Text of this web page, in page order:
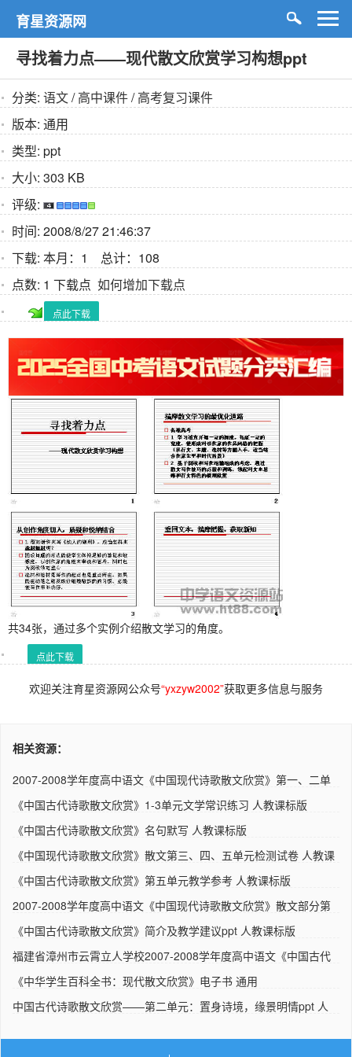
育星资源网
寻找着力点——现代散文欣赏学习构想ppt
分类: 语文/高中课件/高考复习课件
版本: 通用
类型: ppt
大小: 303 KB
评级:
时间: 2008/8/27 21:46:37
下载: 本月：1 总计：108
点数: 1 下载点 如何增加下载点
点此下载
共34张，通过多个实例介绍散文学习的角度。
点此下载
欢迎关注育星资源网公众号“yxzyw2002”获取更多信息与服务
相关资源：
2007-2008学年度高中语文《中国现代诗歌散文欣赏》第一、二单
《中国古代诗歌散文欣赏》1-3单元文学常识练习 人教课标版
《中国古代诗歌散文欣赏》名句默写 人教课标版
《中国现代诗歌散文欣赏》散文第三、四、五单元检测试卷 人教课
《中国古代诗歌散文欣赏》第五单元教学参考 人教课标版
2007-2008学年度高中语文《中国现代诗歌散文欣赏》散文部分第
《中国古代诗歌散文欣赏》简介及教学建议ppt 人教课标版
福建省漳州市云霄立人学校2007-2008学年度高中语文《中国古代
《中华学生百科全书：现代散文欣赏》电子书 通用
中国古代诗歌散文欣赏——第二单元：置身诗境，缘景明情ppt 人